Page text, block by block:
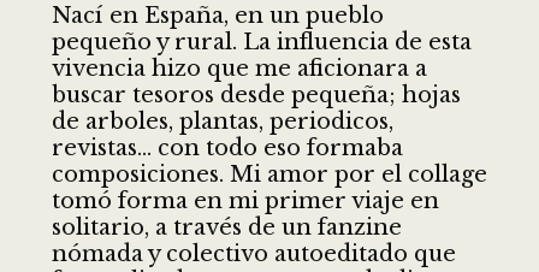
Nací en España, en un pueblo
pequeño y rural. La influencia de esta
vivencia hizo que me aficionara a
buscar tesoros desde pequeña; hojas
de arboles, plantas, periodicos,
revistas… con todo eso formaba
composiciones. Mi amor por el collage
tomó forma en mi primer viaje en
solitario, a través de un fanzine
nómada y colectivo autoeditado que